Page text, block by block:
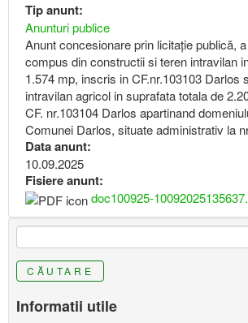
Tip anunt:
Anunturi publice
Anunt concesionare prin licitație publică,
compus din constructii si teren intravilan
1.574 mp, inscris in CF.nr.103103 Darlos
intravilan agricol in suprafata totala de
CF. nr.103104 Darlos apartinand
Comunei Darlos, situate administrativ la
Data anunt:
10.09.2025
Fisiere anunt:
doc100925-
CĂUTARE
Informatii utile